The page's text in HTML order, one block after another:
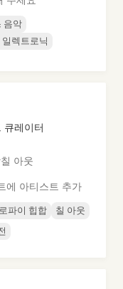
음악
일렉트로닉
큐레이터
칠 아웃
에 아티스트 추가
파이 힙합
칠 아웃